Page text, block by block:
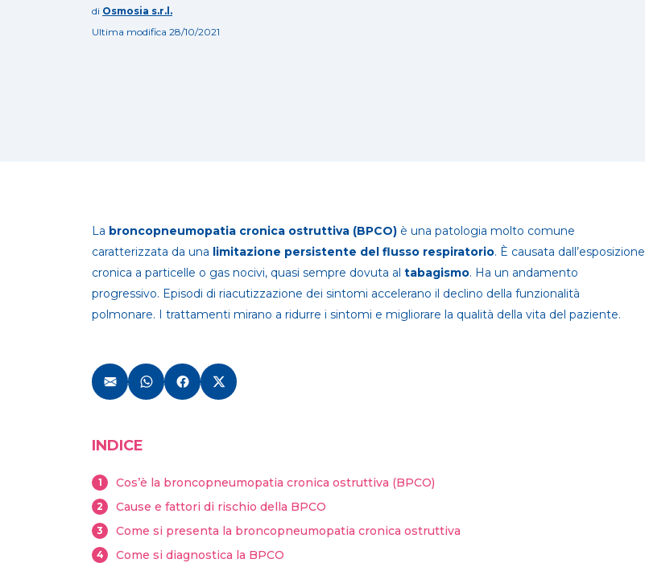
di Osmosia s.r.l.
Ultima modifica 28/10/2021
La broncopneumopatia cronica ostruttiva (BPCO) è una patologia molto comune
caratterizzata da una limitazione persistente del flusso respiratorio. È causata dall’esposizione
cronica a particelle o gas nocivi, quasi sempre dovuta al tabagismo. Ha un andamento
progressivo. Episodi di riacutizzazione dei sintomi accelerano il declino della funzionalità
polmonare. I trattamenti mirano a ridurre i sintomi e migliorare la qualità della vita del paziente.
INDICE
1 Cos’è la broncopneumopatia cronica ostruttiva (BPCO)
2 Cause e fattori di rischio della BPCO
3 Come si presenta la broncopneumopatia cronica ostruttiva
4 Come si diagnostica la BPCO